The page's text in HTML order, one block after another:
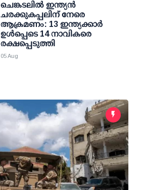
ചെങ്കടലില്‍ ഇന്ത്യന്‍
ചരക്കുകപ്പലിന് നേരെ
ആക്രമണം: 13 ഇന്ത്യക്കാര്‍
ഉള്‍പ്പെടെ 14 നാവികരെ
രക്ഷപ്പെടുത്തി
05 Aug